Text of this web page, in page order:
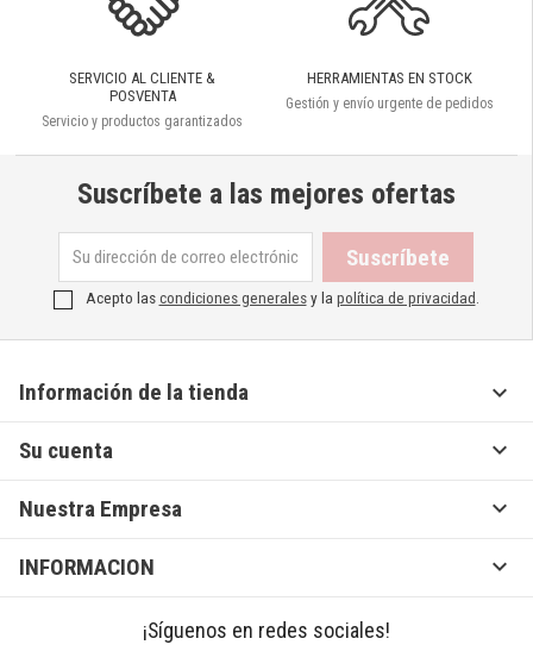
SERVICIO AL CLIENTE &
POSVENTA
Servicio y productos garantizados
HERRAMIENTAS EN STOCK
Gestión y envío urgente de pedidos
Suscríbete a las mejores ofertas
Acepto lascondiciones generalesy la política de privacidad.
Información de la tienda 
Su cuenta 
Nuestra Empresa 
INFORMACION 
¡Síguenos en redes sociales!